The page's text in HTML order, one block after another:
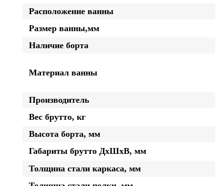
Расположение ванны
Размер ванны,мм
Наличие борта
Материал ванны
Производитель
Вес брутто, кг
Высота борта, мм
Габариты брутто ДхШхВ, мм
Толщина стали каркаса, мм